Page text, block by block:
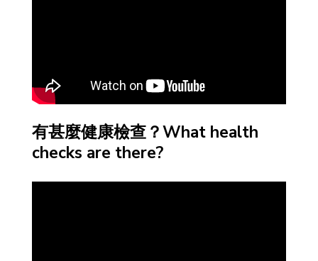
有甚麼健康檢查？What health
checks are there?